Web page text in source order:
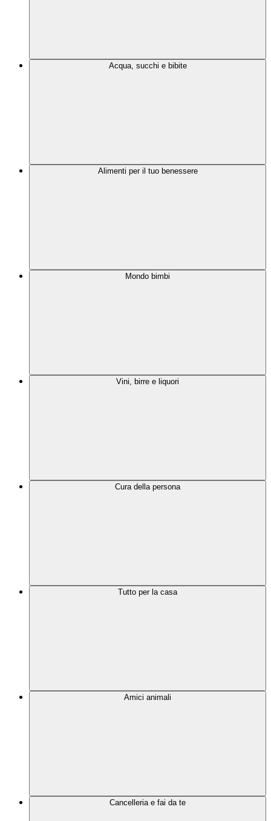
Acqua, succhi e bibite
Alimenti per il tuo benessere
Mondo bimbi
Vini, birre e liquori
Cura della persona
Tutto per la casa
Amici animali
Cancelleria e fai da te